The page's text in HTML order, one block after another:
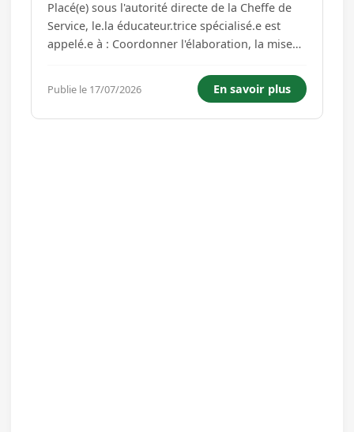
Placé(e) sous l'autorité directe de la Cheffe de
Service, le.la éducateur.trice spécialisé.e est
appelé.e à : Coordonner l'élaboration, la mise
d'accompagnement en lien avec l'accueil de jour
et les partenaires extérieurs Assurer auprès d...
Publie le 17/07/2026 En savoir plus